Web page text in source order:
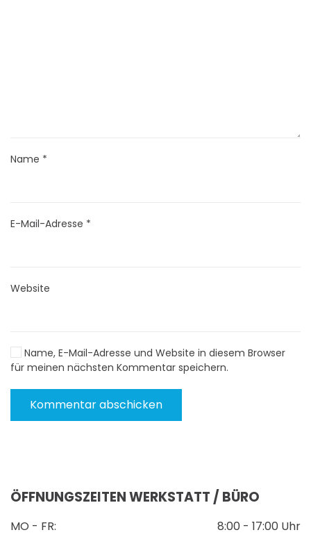
Name *
E-Mail-Adresse *
Website
Name, E-Mail-Adresse und Website in diesem Browser
für meinen nächsten Kommentar speichern.
Kommentar abschicken
ÖFFNUNGSZEITEN WERKSTATT / BÜRO
MO - FR: 8:00 - 17:00 Uhr